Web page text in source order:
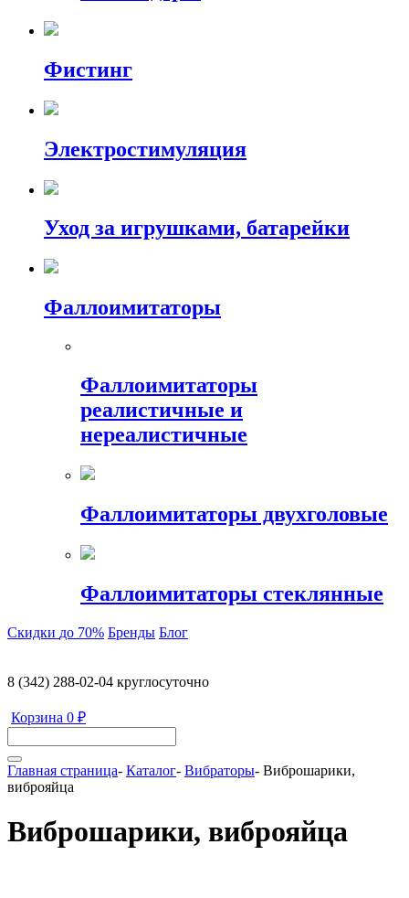
Фистинг
Электростимуляция
Уход за игрушками, батарейки
Фаллоимитаторы
Фаллоимитаторы
реалистичные и
нереалистичные
Фаллоимитаторы двухголовые
Фаллоимитаторы стеклянные
Скидки до 70% Бренды Блог
8 (342) 288-02-04 круглосуточно
Корзина 0 ₽
Главная страница- Каталог- Вибраторы- Виброшарики,
виброяйца
Виброшарики, виброяйца